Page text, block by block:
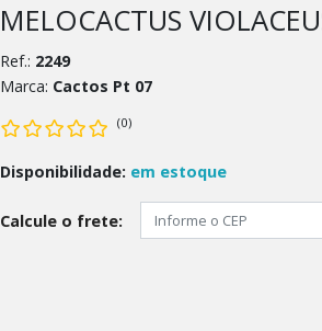
MELOCACTUS
Ref.: 2249
Marca: Cactos Pt 07
(0)
Disponibilidade: em estoque
Calcule o frete: